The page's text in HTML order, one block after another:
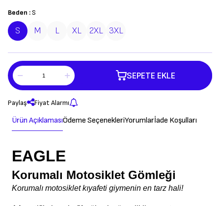
Beden :S
S M L XL 2XL 3XL
SEPETE EKLE
Paylaş Fiyat Alarmı
Ürün AçıklamasıÖdeme SeçenekleriYorumlarİade Koşulları
EAGLE
Korumalı Motosiklet Gömleği
Korumalı motosiklet kıyafeti giymenin en tarz hali!